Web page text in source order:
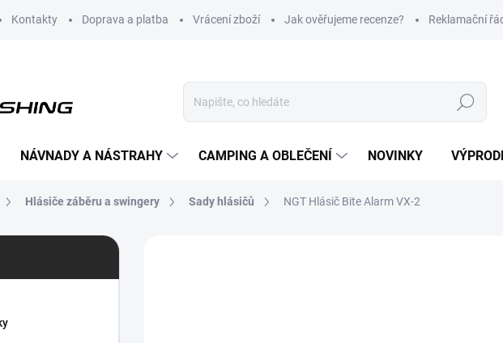
Kontakty Doprava a platba Vrácení zboží Jak ověřujeme recenze? Reklamační
Hledat
NÁVNADY A NÁSTRAHY CAMPING A OBLEČENÍ NOVINKY
Hlásiče záběru a swingery Sady hlásičů NGT Hlásič Bite Alarm VX-2